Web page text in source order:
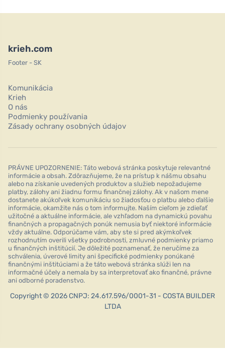
krieh.com
Footer - SK
Komunikácia
Krieh
O nás
Podmienky používania
Zásady ochrany osobných údajov
PRÁVNE UPOZORNENIE: Táto webová stránka poskytuje relevantné
informácie a obsah. Zdôrazňujeme, že na prístup k nášmu obsahu
alebo na získanie uvedených produktov a služieb nepožadujeme
platby, zálohy ani žiadnu formu finančnej zálohy. Ak v našom mene
dostanete akúkoľvek komunikáciu so žiadosťou o platbu alebo ďalšie
informácie, okamžite nás o tom informujte. Naším cieľom je zdieľať
užitočné a aktuálne informácie, ale vzhľadom na dynamickú povahu
finančných a propagačných ponúk nemusia byť niektoré informácie
vždy aktuálne. Odporúčame vám, aby ste si pred akýmkoľvek
rozhodnutím overili všetky podrobnosti, zmluvné podmienky priamo
u finančných inštitúcií. Je dôležité poznamenať, že neručíme za
schválenia, úverové limity ani špecifické podmienky ponúkané
finančnými inštitúciami a že táto webová stránka slúži len na
informačné účely a nemala by sa interpretovať ako finančné, právne
ani odborné poradenstvo.
Copyright © 2026 CNPJ: 24.617.596/0001-31 - COSTA BUILDER
LTDA